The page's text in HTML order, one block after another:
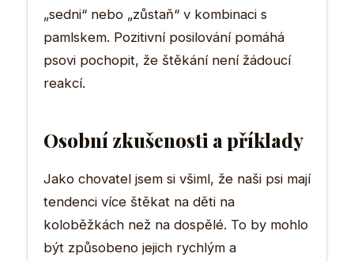
„sedni“ nebo „zůstaň“ v kombinaci s
pamlskem. Pozitivní posilování pomáhá
psovi pochopit, že štěkání není žádoucí
reakcí.
Osobní zkušenosti a příklady
Jako chovatel jsem si všiml, že naši psi mají
tendenci více štěkat na děti na
koloběžkách než na dospělé. To by mohlo
být způsobeno jejich rychlým a